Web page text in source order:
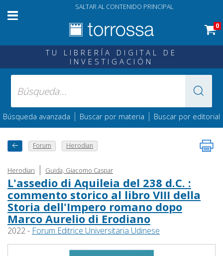
SALTAR AL CONTENIDO PRINCIPAL
0
TU LIBRERÍA DIGITAL DE
INVESTIGACIÓN
Búsqueda avanzada | Buscar por materia | Buscar por editorial
Forum Herodian
Herodian | Guida, Giacomo Caspar
L'assedio di Aquileia del 238 d.C. :
commento storico al libro VIII della
Storia dell'Impero romano dopo
Marco Aurelio di Erodiano
2022 - Forum Editrice Universitaria Udinese